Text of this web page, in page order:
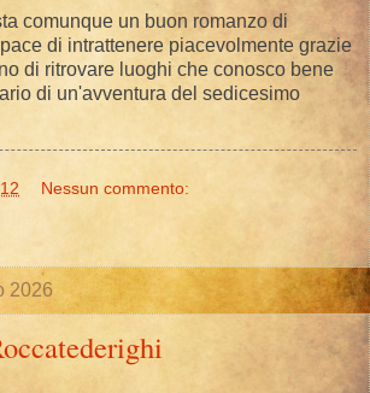
comunque un buon romanzo di
di intrattenere piacevolmente grazie
di ritrovare luoghi che conosco bene
di un'avventura del sedicesimo
Nessun commento:
2026